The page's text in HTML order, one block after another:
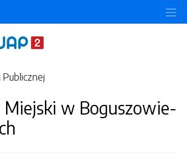
Miejski w Boguszowie-